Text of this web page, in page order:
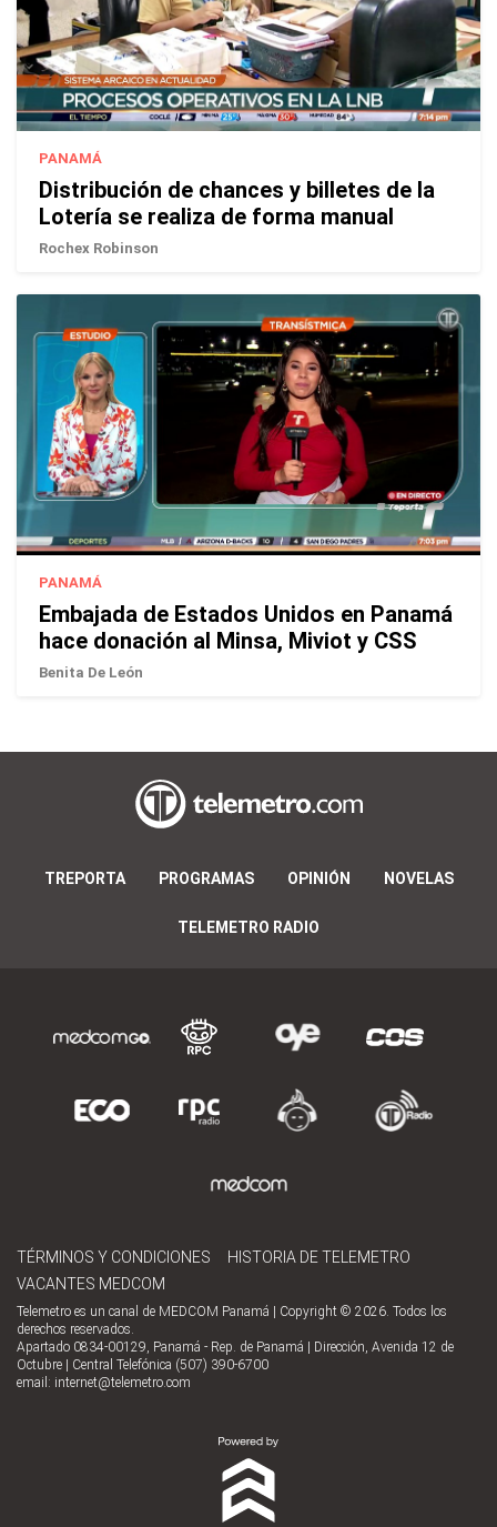
PANAMÁ
Distribución de chances y billetes de la
Lotería se realiza de forma manual
Rochex Robinson
PANAMÁ
Embajada de Estados Unidos en Panamá
hace donación al Minsa, Miviot y CSS
Benita De León
TREPORTA PROGRAMAS OPINIÓN NOVELAS
TELEMETRO RADIO
TÉRMINOS Y CONDICIONES
HISTORIA DE TELEMETRO
VACANTES MEDCOM
Telemetro es un canal de MEDCOM Panamá | Copyright © 2026. Todos los
derechos reservados.
Apartado 0834-00129, Panamá - Rep. de Panamá | Dirección, Avenida 12 de
Octubre | Central Telefónica (507) 390-6700
email: internet@telemetro.com